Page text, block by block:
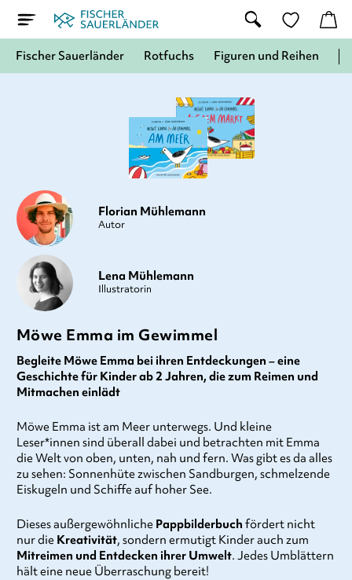
Fischer Sauerländer Rotfuchs Figuren und Reihen
Florian Mühlemann
Autor
Lena Mühlemann
Illustratorin
Möwe Emma im Gewimmel
Begleite Möwe Emma bei ihren Entdeckungen – eine
Geschichte für Kinder ab 2 Jahren, die zum Reimen und
Mitmachen einlädt
Möwe Emma ist am Meer unterwegs. Und kleine
Leser*innen sind überall dabei und betrachten mit Emma
die Welt von oben, unten, nah und fern. Was gibt es da alles
zu sehen: Sonnenhüte zwischen Sandburgen, schmelzende
Eiskugeln und Schiffe auf hoher See.
Dieses außergewöhnliche Pappbilderbuch fördert nicht
nur die Kreativität, sondern ermutigt Kinder auch zum
Mitreimen und Entdecken ihrer Umwelt. Jedes Umblättern
hält eine neue Überraschung bereit!